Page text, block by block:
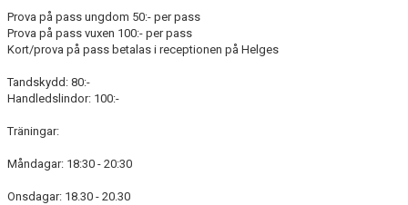
KONTAKT
WEBSHOP
SPONSORHUSET
Prova på pass ungdom 50:- per pass
Prova på pass vuxen 100:- per pass
Kort/prova på pass betalas i receptionen på Helges
Tandskydd: 80:-
Handledslindor: 100:-
Träningar:
Måndagar: 18:30 - 20:30
Onsdagar: 18.30 - 20.30